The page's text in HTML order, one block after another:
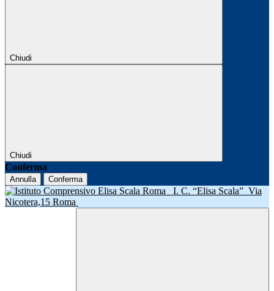
Chiudi
Chiudi
Conferma
Annulla Conferma
I. C. “Elisa Scala” Via
Nicotera,15 Roma